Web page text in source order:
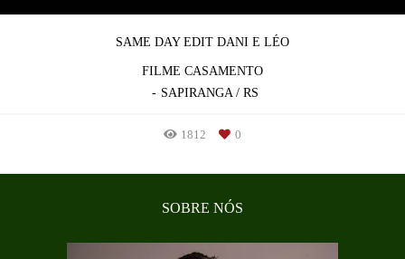
SAME DAY EDIT DANI E LÉO
FILME CASAMENTO
SAPIRANGA / RS
1812 0
SOBRE NÓS